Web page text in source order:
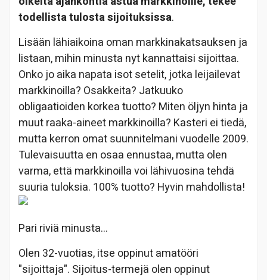
todellista tulostasijoituksissa.
Lisään lähiaikoina oman markkinakatsauksen ja
listaan, mihin minusta nyt kannattaisi sijoittaa.
Onko jo aika napata isot setelit, jotka leijailevat
markkinoilla? Osakkeita? Jatkuuko
obligaatioiden korkea tuotto? Miten öljyn hinta ja
muut raaka-aineet markkinoilla? Kasteri ei tiedä,
mutta kerron omat suunnitelmani vuodelle 2009.
Tulevaisuutta en osaa ennustaa, mutta olen
varma, että markkinoilla voi lähivuosina tehdä
suuria tuloksia. 100% tuotto? Hyvin mahdollista!
Pari riviä minusta…
Olen 32-vuotias, itse oppinut amatööri
"sijoittaja". Sijoitus-termejä olen oppinut